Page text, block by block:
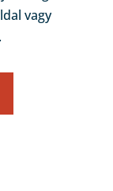
vagy